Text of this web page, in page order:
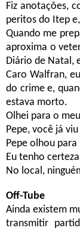
Fiz anotações,
peritos do Itep
Quando me
aproxima o
Diário de Natal,
Caro Walfran,
do crime e,
estava morto.
Olhei para o
Pepe, você já viu
Pepe olhou
Eu tenho
No local,
Off-Tube
Ainda existem
transmitir